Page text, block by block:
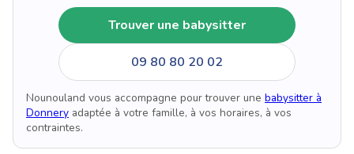
Trouver une babysitter
09 80 80 20 02
Nounouland vous accompagne pour trouver une babysitter à
Donnery adaptée à votre famille, à vos horaires, à vos
contraintes.